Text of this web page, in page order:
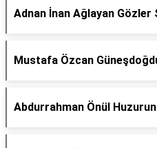
Adnan İnan Ağlayan Gözler
Mustafa Özcan
Abdurrahman Önül